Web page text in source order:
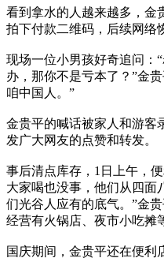
看到拿水的人越来越多，金
拍下付款二维码，后续网络
现场一位小男孩好奇追问：
办，那你不是亏本了？”金
咱中国人。”
金贵平的喊话被家人和游客
发广大网友的点赞和转发。
事后清点库存，1日上午，
大家喝也没事，他们从四面
们光谷人应有的底气。”金
经营有火锅店、夜市小吃摊
国庆期间，金贵平还在便利